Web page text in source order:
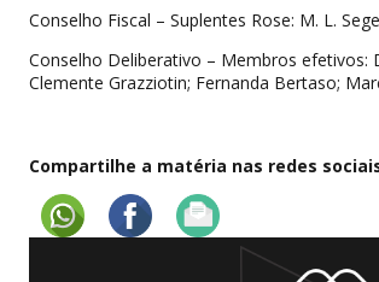
Conselho Fiscal – Suplentes Rose: M. L.
Conselho Deliberativo – Membros efetivos:
Clemente Grazziotin; Fernanda Bertaso;
Compartilhe a matéria nas redes